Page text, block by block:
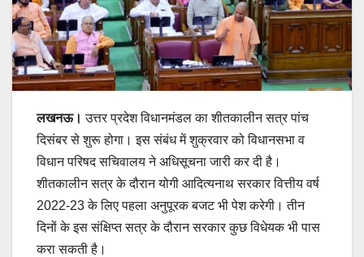
लखनऊ। उत्तर प्रदेश विधानमंडल का शीतकालीन सत्र पांच
दिसंबर से शुरू होगा। इस संबंध में शुक्रवार को विधानसभा व
विधान परिषद सचिवालय ने अधिसूचना जारी कर दी है।
शीतकालीन सत्र के दौरान योगी आदित्यनाथ सरकार वित्तीय वर्ष
2022-23 के लिए पहला अनुपूरक बजट भी पेश करेगी। तीन
दिनों के इस संक्षिप्त सत्र के दौरान सरकार कुछ विधेयक भी पास
करा सकती है।